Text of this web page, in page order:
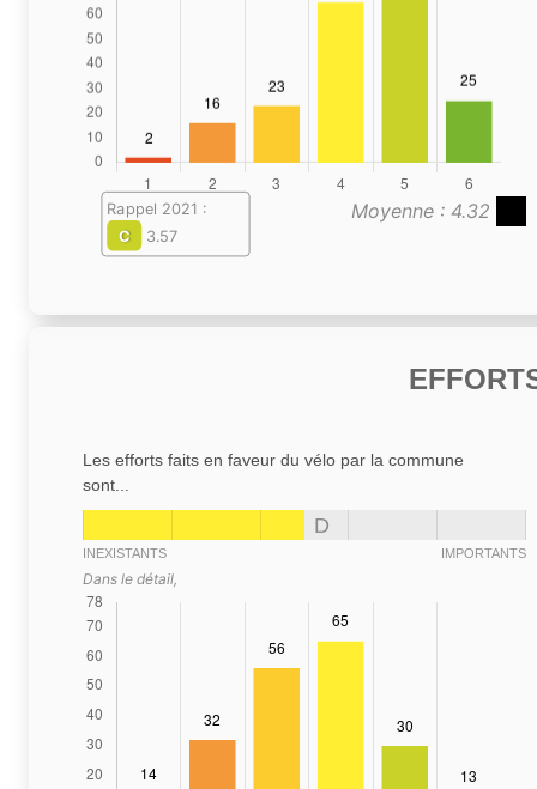
Moyenne : 4.32
Rappel 2021 :
C
3.57
Les efforts faits en faveur du vélo par la commune
sont...
D
INEXISTANTS IMPORTANTS
Dans le détail,